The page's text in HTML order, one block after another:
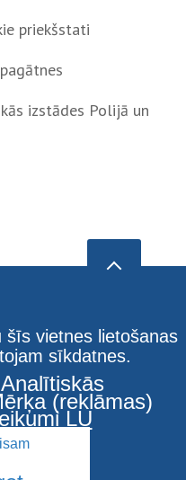
priekšstati
izstādes Polijā un
šīs vietnes lietošanas
sīkdatnes.
Analītiskās
(reklāmas)
LU